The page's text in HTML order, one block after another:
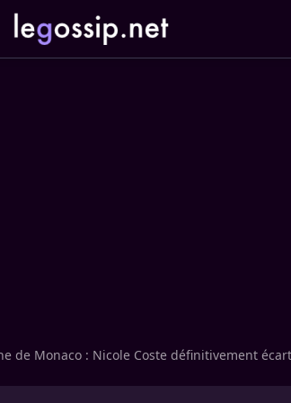
de Monaco : Nicole Coste définitivement